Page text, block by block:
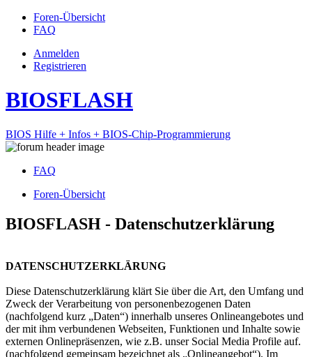
Foren-Übersicht
FAQ
Anmelden
Registrieren
BIOSFLASH
BIOS Hilfe + Infos + BIOS-Chip-Programmierung
FAQ
Foren-Übersicht
BIOSFLASH - Datenschutzerklärung
DATENSCHUTZERKLÄRUNG
Diese Datenschutzerklärung klärt Sie über die Art, den Umfang und
Zweck der Verarbeitung von personenbezogenen Daten
(nachfolgend kurz „Daten“) innerhalb unseres Onlineangebotes und
der mit ihm verbundenen Webseiten, Funktionen und Inhalte sowie
externen Onlinepräsenzen, wie z.B. unser Social Media Profile auf.
(nachfolgend gemeinsam bezeichnet als „Onlineangebot“). Im